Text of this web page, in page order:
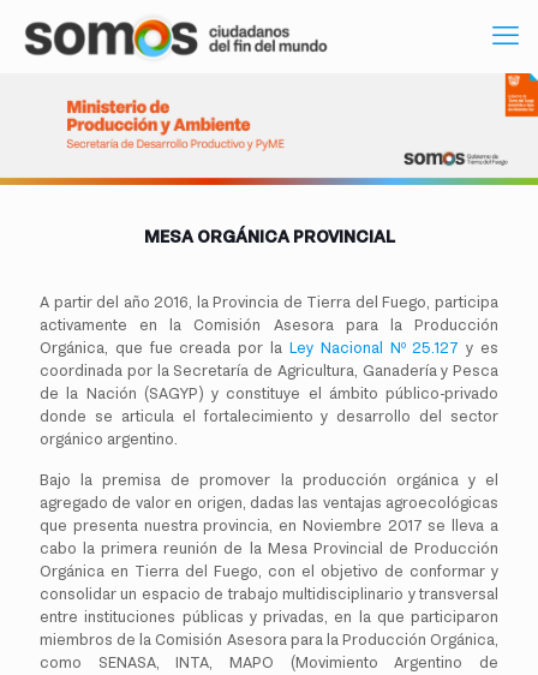
MESA ORGÁNICA PROVINCIAL
A partir del año 2016, la Provincia de Tierra del Fuego, participa
activamente en la Comisión Asesora para la Producción
Orgánica, que fue creada por la Ley Nacional Nº 25.127 y es
coordinada por la Secretaría de Agricultura, Ganadería y Pesca
de la Nación (SAGYP) y constituye el ámbito público-privado
donde se articula el fortalecimiento y desarrollo del sector
orgánico argentino.
Bajo la premisa de promover la producción orgánica y el
agregado de valor en origen, dadas las ventajas agroecológicas
que presenta nuestra provincia, en Noviembre 2017 se lleva a
cabo la primera reunión de la Mesa Provincial de Producción
Orgánica en Tierra del Fuego, con el objetivo de conformar y
consolidar un espacio de trabajo multidisciplinario y transversal
entre instituciones públicas y privadas, en la que participaron
miembros de la Comisión Asesora para la Producción Orgánica,
como SENASA, INTA, MAPO (Movimiento Argentino de